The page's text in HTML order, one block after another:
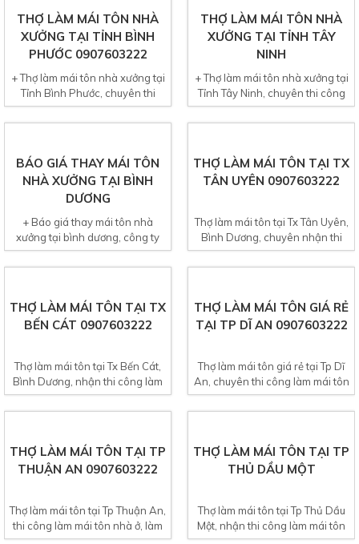
NHẤT HIỆN NAY
Hiện nay rất nhiều khách hàng
phân vân chưa biết các loại tôn
lợp mái nhà xưởng...
PHƯỚC 0907603222
+ Thợ làm mái tôn nhà xưởng tại
Tỉnh Bình Phước, chuyên thi
công lợp mái tôn nhà...
THỢ LÀM MÁI TÔN NHÀ
NINH
+ Thợ làm mái tôn nhà xưởng tại
Tỉnh Tây Ninh, chuyên thi công
thay mái tôn nhà xưởng,...
BÁO GIÁ THAY MÁI TÔN
DƯƠNG
+ Báo giá thay mái tôn nhà
chuyên thay mái tôn nhà
xưởng...
THỢ LÀM MÁI TÔN TẠI TX
Thợ làm mái tôn tại Tx Tân Uyên,
công mái tôn nhà ở,...
THỢ LÀM MÁI TÔN TẠI TX
Thợ làm mái tôn tại Tx Bến Cát,
mái tôn nhà ở, làm...
THỢ LÀM MÁI TÔN GIÁ RẺ
Thợ làm mái tôn giá rẻ tại Tp Dĩ
nhà ở, nhà xưởng,...
THỢ LÀM MÁI TÔN TẠI TP
Thợ làm mái tôn tại Tp Thuận An,
mái tôn nhà trọ,...